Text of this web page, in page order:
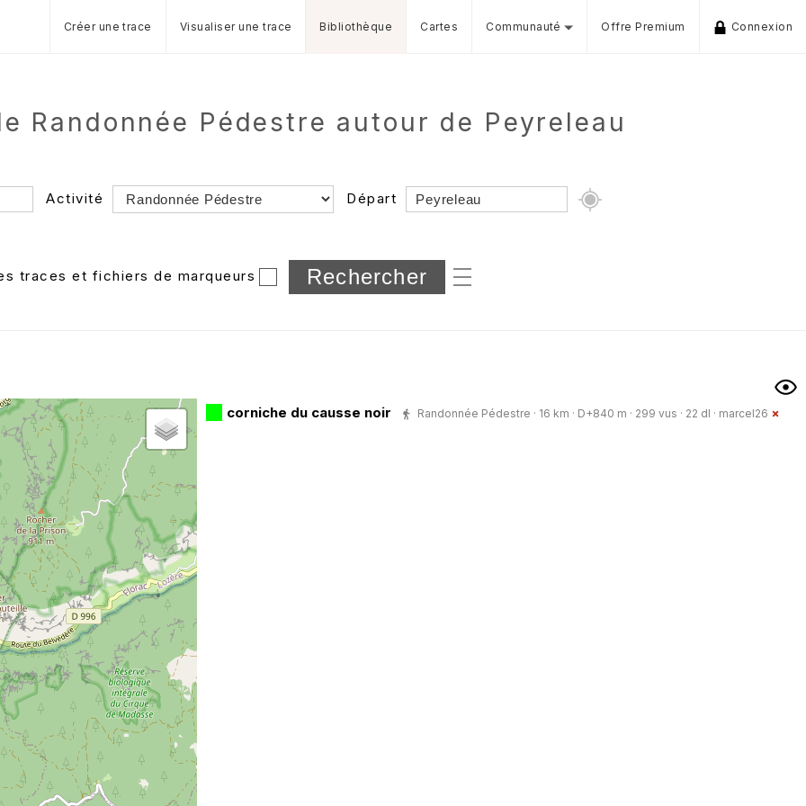
Créer une trace Visualiser une trace Bibliothèque Cartes Communauté Offre Premium Connexion
Randonnée Pédestre autour de Peyreleau
Activité Départ
Dossier
et sous-dossiers
traces et fichiers de marqueurs
corniche du causse noir Randonnée Pédestre · 16 km · D+840 m · 299 vus · 22 dl · marcel26